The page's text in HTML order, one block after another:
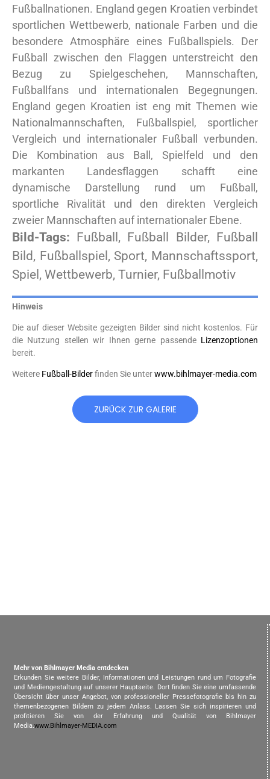
Fußballnationen. England gegen Kroatien verbindet
sportlichen Wettbewerb, nationale Farben und die
besondere Atmosphäre eines Fußballspiels. Der
Fußball zwischen den Flaggen unterstreicht den
Bezug zu Spielgeschehen, Mannschaften,
Fußballfans und internationalen Begegnungen.
England gegen Kroatien ist eng mit Themen wie
Nationalmannschaften, Fußballspiel, sportlicher
Vergleich und internationaler Fußball verbunden.
Die Kombination aus Ball, Spielfeld und den
markanten Landesflaggen schafft eine
dynamische Darstellung rund um Fußball,
sportliche Rivalität und den direkten Vergleich
zweier Mannschaften auf internationaler Ebene.
Bild-Tags: Fußball, Fußball Bilder, Fußball
Bild, Fußballspiel, Sport, Mannschaftssport,
Spiel, Wettbewerb, Turnier, Fußballmotiv
Hinweis
Die auf dieser Website gezeigten Bilder sind nicht kostenlos. Für
die Nutzung stellen wir Ihnen gerne passende Lizenzoptionen
bereit.
Weitere Fußball-Bilderfinden Sie unterwww.bihlmayer-media.com
ZURÜCK ZUR GALERIE
Mehr von Bihlmayer Media entdecken
Erkunden Sie weitere Bilder, Informationen und Leistungen rund um Fotografie
und Mediengestaltung auf unserer Hauptseite. Dort finden Sie eine umfassende
Übersicht über unser Angebot, von professioneller Pressefotografie bis hin zu
themenbezogenen Bildern zu jedem Anlass. Lassen Sie sich inspirieren und
profitieren Sie von der Erfahrung und Qualität von Bihlmayer
Media.www.Bihlmayer-MEDIA.com